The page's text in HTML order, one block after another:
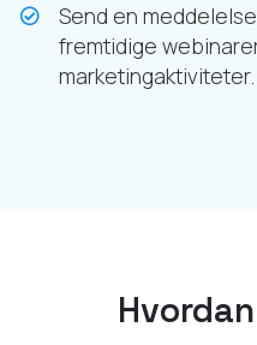
Send en
fremtidige
marketingaktiviteter.